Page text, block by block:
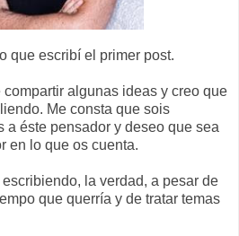
que escribí el primer post.
algunas ideas y creo que
Me consta que sois
a éste pensador y deseo que sea
en lo que os cuenta.
la verdad, a pesar de
que querría y de tratar temas